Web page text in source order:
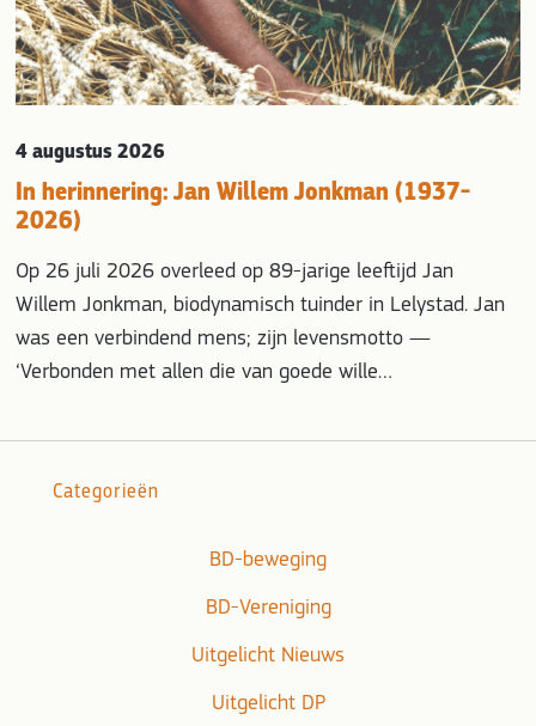
In herinnering: Jan Willem Jonkman (1937-
2026)
4 augustus 2026
Op 26 juli 2026 overleed op 89-jarige leeftijd Jan
Willem Jonkman, biodynamisch tuinder in Lelystad. Jan
was een verbindend mens; zijn levensmotto —
‘Verbonden met allen die van goede wille…
Categorieën
BD-beweging
BD-Vereniging
Uitgelicht Nieuws
Uitgelicht DP